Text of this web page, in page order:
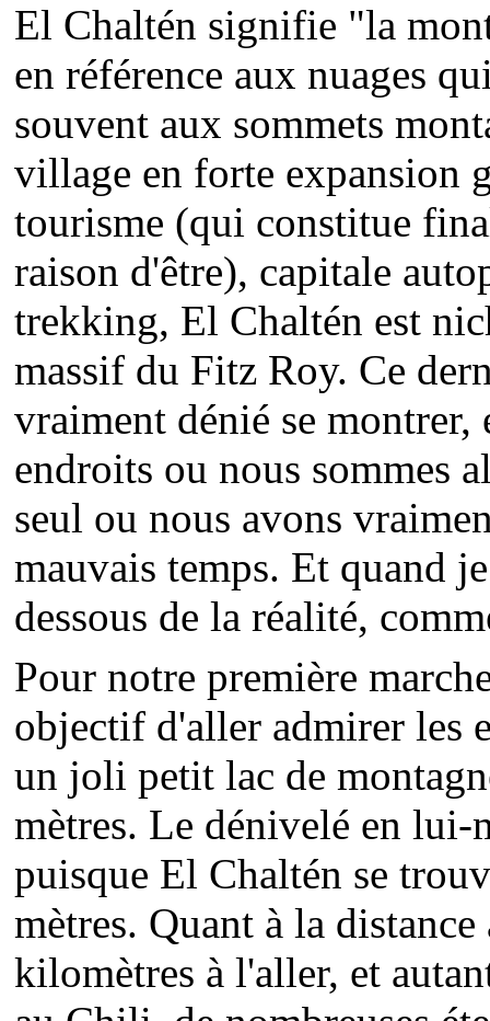
El Chaltén signifie "la
en référence aux nuages
souvent aux sommets
village en forte expansion
tourisme (qui constitue
raison d'être), capitale
trekking, El Chaltén est
massif du Fitz Roy. Ce
vraiment dénié se montrer,
endroits ou nous sommes
seul ou nous avons
mauvais temps. Et quand
dessous de la réalité,
Pour notre première
objectif d'aller admirer les
un joli petit lac de
mètres. Le dénivelé en lui-
puisque El Chaltén se
mètres. Quant à la
kilomètres à l'aller, et